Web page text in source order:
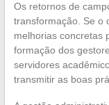
Os retornos de
transformação. Se o
melhorias concretas
formação dos
servidores
transmitir as boas